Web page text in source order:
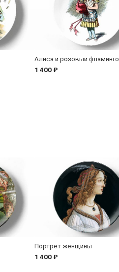
Алиса и розовый фламинго
1 400 ₽
Портрет женщины
1 400 ₽